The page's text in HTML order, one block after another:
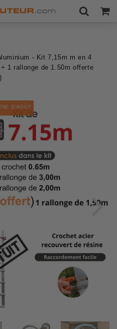
- Kit 7,15m m en 4
1 rallonge de 1.50m offerte
D'AOÛT